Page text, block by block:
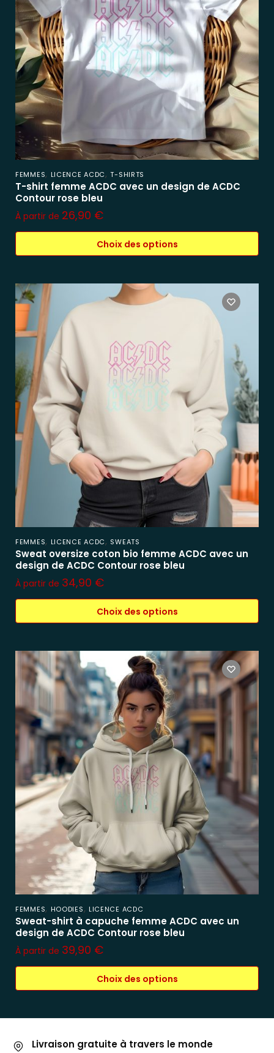
FEMMES, LICENCE ACDC,T-SHIRTS
T-shirt femme ACDC avec un design de ACDC
Contour rose bleu
À partir de 26,90 €
Choix des options
FEMMES, LICENCE ACDC, SWEATS
Sweat oversize coton bio femme ACDC avec un
design de ACDC Contour rose bleu
À partir de 34,90 €
Choix des options
FEMMES, HOODIES, LICENCE ACDC
Sweat-shirt à capuche femme ACDC avec un
design de ACDC Contour rose bleu
À partir de 39,90 €
Choix des options
Livraison gratuite à travers le monde